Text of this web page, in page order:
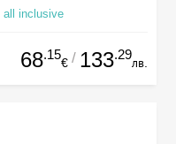
all inclusive
68.15
€ / 133.29
лв.